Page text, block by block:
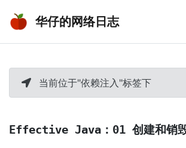
华仔的网络日志
当前位于"依赖注入"标签下
Effective Java：01 创建和销